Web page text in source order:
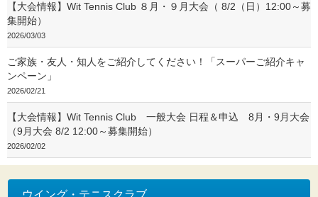
【大会情報】Wit Tennis Club ８月・９月大会（ 8/2（日）12:00～募
集開始）
2026/03/03
ご家族・友人・知人をご紹介してください！「スーパーご紹介キャ
ンペーン」
2026/02/21
【大会情報】Wit Tennis Club 一般大会 日程＆申込 8月・9月大会
（9月大会 8/2 12:00～募集開始）
2026/02/02